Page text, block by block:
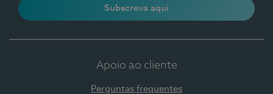
Subscreva aqui
Apoio ao cliente
Perguntas frequentes